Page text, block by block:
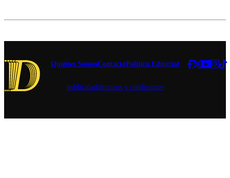
reconstructivo
duda.
la batalla
Quiénes SomosContactoPolítica Editorial
publicidadtérminos y condiciones